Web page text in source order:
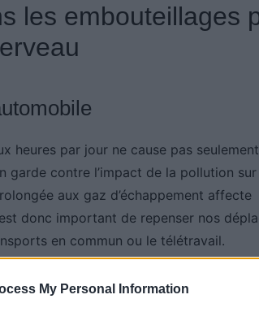
My Personal Information
les embouteillages
heures par jour ne cause pas
garde contre l’impact de la pollution
aux gaz d’échappement affecte
donc important de repenser nos
en commun ou le télétravail.